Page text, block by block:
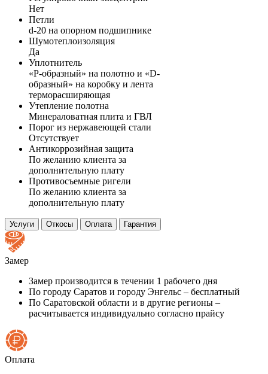
Нет
Петли
d-20 на опорном подшипнике
Шумотеплоизоляция
Да
Уплотнитель
«P-образный» на полотно и «D-
образный» на коробку и лента
терморасширяющая
Утепление полотна
Минераловатная плита и ГВЛ
Порог из нержавеющей стали
Отсутствует
Антикоррозийная защита
По желанию клиента за
дополнительную плату
Противосъемные ригели
По желанию клиента за
дополнительную плату
Услуги Откосы Оплата Гарантия
Замер
Замер производится в течении 1 рабочего дня
По городу Саратов и городу Энгельс – бесплатный
По Саратовской области и в другие регионы –
расчитывается индивидуально согласно прайсу
Оплата